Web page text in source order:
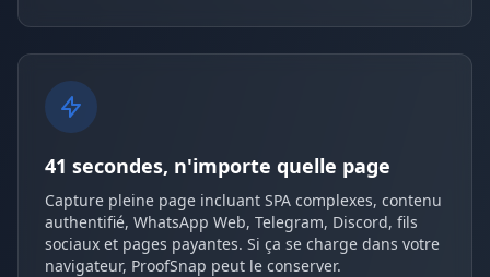
41 secondes, n'importe quelle page
Capture pleine page incluant SPA complexes, contenu
authentifié, WhatsApp Web, Telegram, Discord, fils
sociaux et pages payantes. Si ça se charge dans votre
navigateur, ProofSnap peut le conserver.